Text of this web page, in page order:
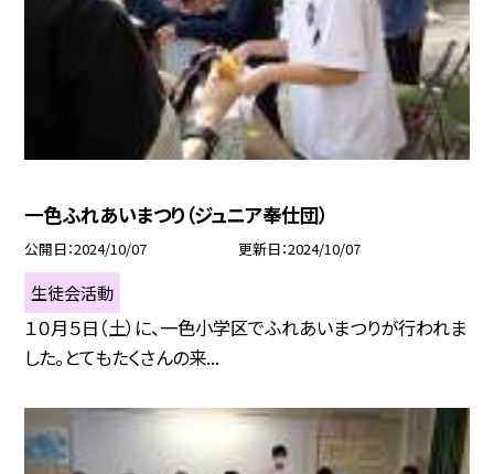
一色ふれあいまつり（ジュニア奉仕団）
公開日 2024/10/07 更新日 2024/10/07
生徒会活動
１０月５日（土）に、一色小学区でふれあいまつりが行われま
した。とてもたくさんの来...